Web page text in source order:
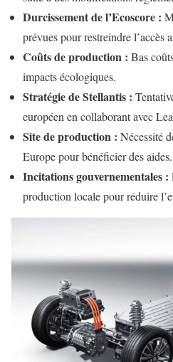
Durcissement de l’Ecoscore :
prévues pour restreindre l’accès
Coûts de production : Bas
impacts écologiques.
Stratégie de Stellantis :
européen en collaborant avec
Site de production : Nécessité
Europe pour bénéficier des aides.
Incitations gouvernementales :
production locale pour réduire